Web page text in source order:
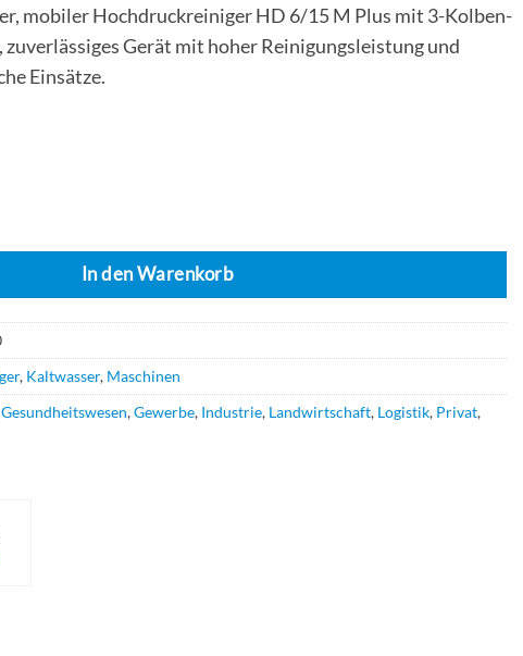
mobiler Hochdruckreiniger HD 6/15 M Plus mit 3-Kolben-
Gerät mit hoher Reinigungsleistung und
Einsätze.
HD 6/15 M PLUS Menge
In den Warenkorb
, Kaltwasser, Maschinen
Gesundheitswesen,Gewerbe, Industrie, Landwirtschaft, Logistik, Privat,